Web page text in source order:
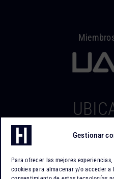
Gestionar
Para ofrecer las mejores
cookies para almacenar y/o acceder
Po. Ind.